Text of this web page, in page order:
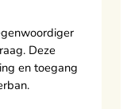
Deze
en toegang